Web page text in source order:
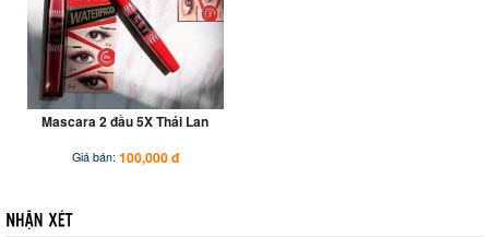
Mascara 2 đầu 5X Thái Lan
Giá bán: 100,000 đ